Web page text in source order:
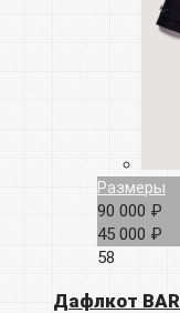
Размеры
90 000 ₽
45 000 ₽
58
Дафлкот